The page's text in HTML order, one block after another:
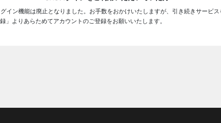
イン機能は廃止となりました。お手数をおかけいたしますが、引き続きサービス
」よりあらためてアカウントのご登録をお願いいたします。